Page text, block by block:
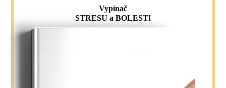
Vypínač
STRESU a BOLESTI